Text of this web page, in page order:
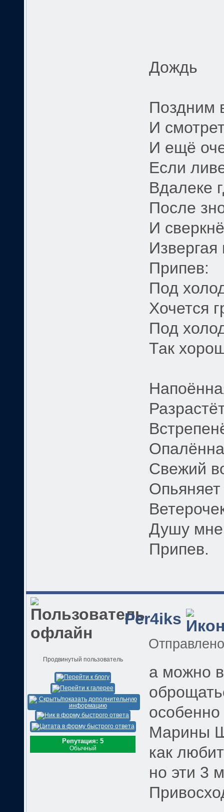
Дождь
Поздним
И
И ещё
Если
Вдалеке
После
И
Припев:
Под
Хочется
Под
Так
Свежий
Душу мне
Припев.
Per4iks
Продвинутый пользователь
Репутация: 5
Обычный
а можно
Марины
как
но эти 3